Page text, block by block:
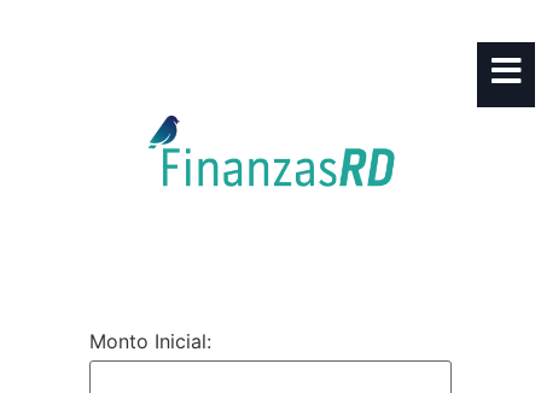
Monto Inicial: